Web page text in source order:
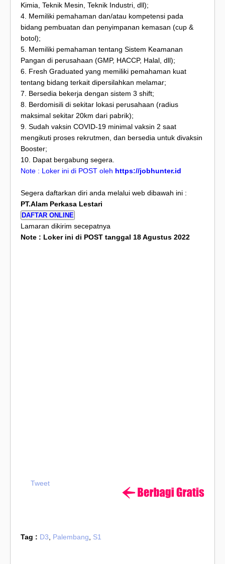
Kimia, Teknik Mesin, Teknik Industri, dll);
4. Memiliki pemahaman dan/atau kompetensi pada
bidang pembuatan dan penyimpanan kemasan (cup &
botol);
5. Memiliki pemahaman tentang Sistem Keamanan
Pangan di perusahaan (GMP, HACCP, Halal, dll);
6. Fresh Graduated yang memiliki pemahaman kuat
tentang bidang terkait dipersilahkan melamar;
7. Bersedia bekerja dengan sistem 3 shift;
8. Berdomisili di sekitar lokasi perusahaan (radius
maksimal sekitar 20km dari pabrik);
9. Sudah vaksin COVID-19 minimal vaksin 2 saat
mengikuti proses rekrutmen, dan bersedia untuk divaksin
Booster;
10. Dapat bergabung segera.
Note : Loker ini di POST oleh https://jobhunter.id
Segera daftarkan diri anda melalui web dibawah ini :
PT.Alam Perkasa Lestari
DAFTAR ONLINE
Lamaran dikirim secepatnya
Note : Loker ini di POST tanggal 18 Agustus 2022
Tweet
Tag : D3 Palembang S1